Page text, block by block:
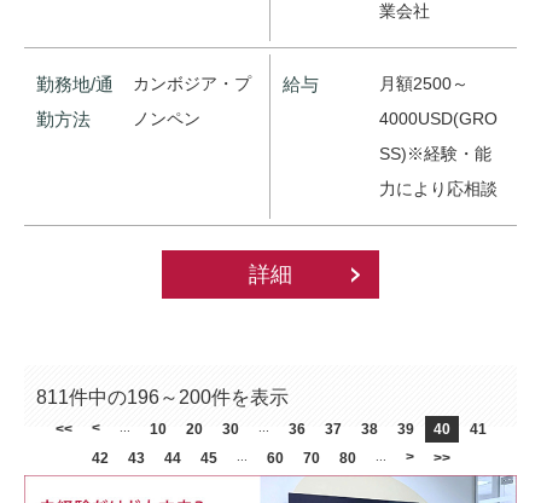
業会社
勤務地/通
勤方法
カンボジア・プ
ノンペン
給与
月額2500～
4000USD(GRO
SS)※経験・能
力により応相談
詳細
811件中の196～200件を表示
<< < 10 20 30 36 37 38 39 40
41
42
43 44 45 60 70 80 > >>